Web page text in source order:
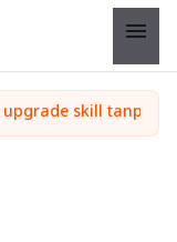
menu